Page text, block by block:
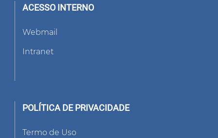
ACESSO INTERNO
Webmail
Intranet
POLÍTICA DE PRIVACIDADE
Termo de Uso